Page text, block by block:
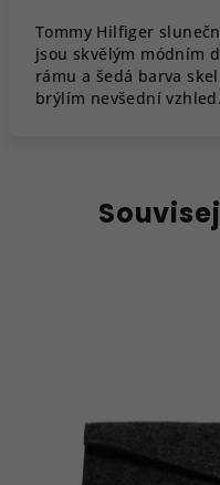
Tommy Hilfiger
jsou skvělým módním
rámu a šedá barva
brýlím nevšední vzhled.